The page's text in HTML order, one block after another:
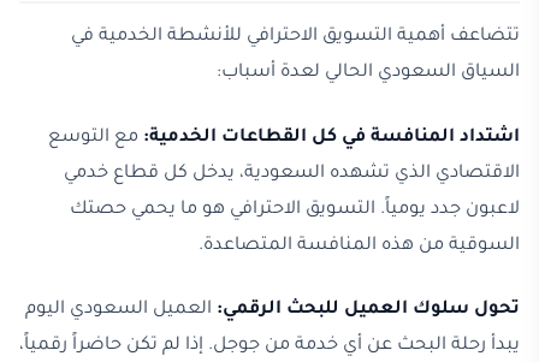
تتضاعف أهمية التسويق الاحترافي للأنشطة الخدمية في
السياق السعودي الحالي لعدة أسباب:
اشتداد المنافسة في كل القطاعات الخدمية: مع التوسع
الاقتصادي الذي تشهده السعودية، يدخل كل قطاع خدمي
لاعبون جدد يومياً. التسويق الاحترافي هو ما يحمي حصتك
السوقية من هذه المنافسة المتصاعدة.
تحول سلوك العميل للبحث الرقمي: العميل السعودي اليوم
يبدأ رحلة البحث عن أي خدمة من جوجل. إذا لم تكن حاضراً رقمياً،